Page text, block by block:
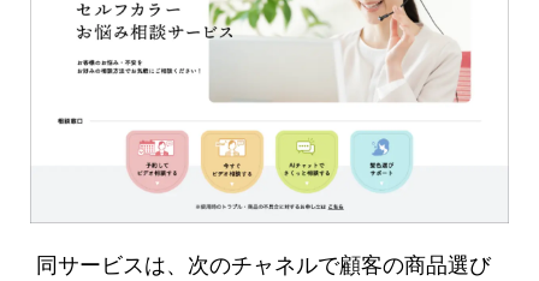
同サービスは、次のチャネルで顧客の商品選び